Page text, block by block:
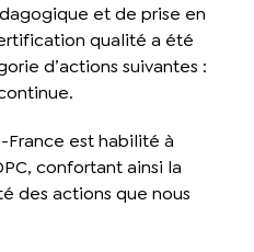
et de prise en
qualité a été
d’actions suivantes :
France est habilité à
confortant ainsi la
des actions que nous